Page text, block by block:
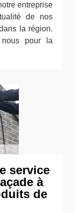
entreprise
de nos
la région.
pour la
service
à
de